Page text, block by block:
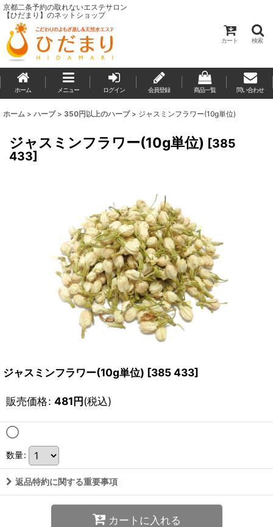
京都二条予約の取れないエステサロン
【ひだまり】のネットショップ
カート 検索
ホーム メニュー ログイン 会員登録 商品一覧 問い合わせ
ホーム > ハーブ > 350円以上のハーブ > ジャスミンフラワー(10g単位)
ジャスミンフラワー(10g単位) [385
433]
ジャスミンフラワー(10g単位) [385 433]
販売価格: 481円(税込)
◯
数量:
返品特約に関する重要事項
カートに入れる